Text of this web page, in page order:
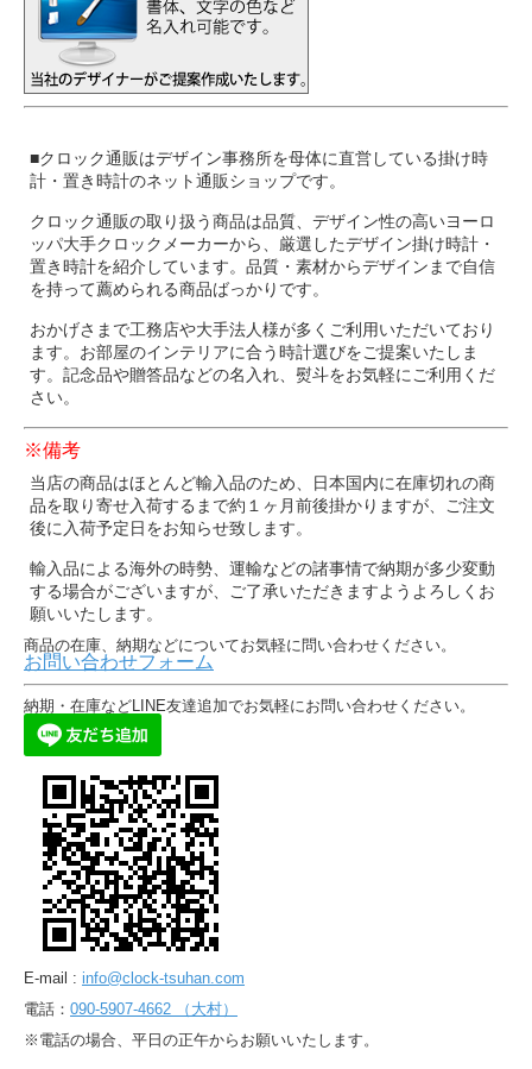
■クロック通販はデザイン事務所を母体に直営している掛け時
計・置き時計のネット通販ショップです。
クロック通販の取り扱う商品は品質、デザイン性の高いヨーロ
ッパ大手クロックメーカーから、厳選したデザイン掛け時計・
置き時計を紹介しています。品質・素材からデザインまで自信
を持って薦められる商品ばっかりです。
おかげさまで工務店や大手法人様が多くご利用いただいており
ます。お部屋のインテリアに合う時計選びをご提案いたしま
す。記念品や贈答品などの名入れ、熨斗をお気軽にご利用くだ
さい。
※備考
当店の商品はほとんど輸入品のため、日本国内に在庫切れの商
品を取り寄せ入荷するまで約１ヶ月前後掛かりますが、ご注文
後に入荷予定日をお知らせ致します。
輸入品による海外の時勢、運輸などの諸事情で納期が多少変動
する場合がございますが、ご了承いただきますようよろしくお
願いいたします。
商品の在庫、納期などについてお気軽に問い合わせください。
お問い合わせフォーム
納期・在庫などLINE友達追加でお気軽にお問い合わせください。
E-mail : info@clock-tsuhan.com
電話： 090-5907-4662 （大村）
※電話の場合、平日の正午からお願いいたします。